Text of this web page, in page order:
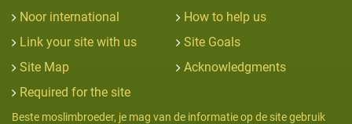
Noor international
How to help us
Link your site with us
Site Goals
Site Map
Acknowledgments
Required for the site
Beste moslimbroeder, je mag van de informatie op de site gebruik